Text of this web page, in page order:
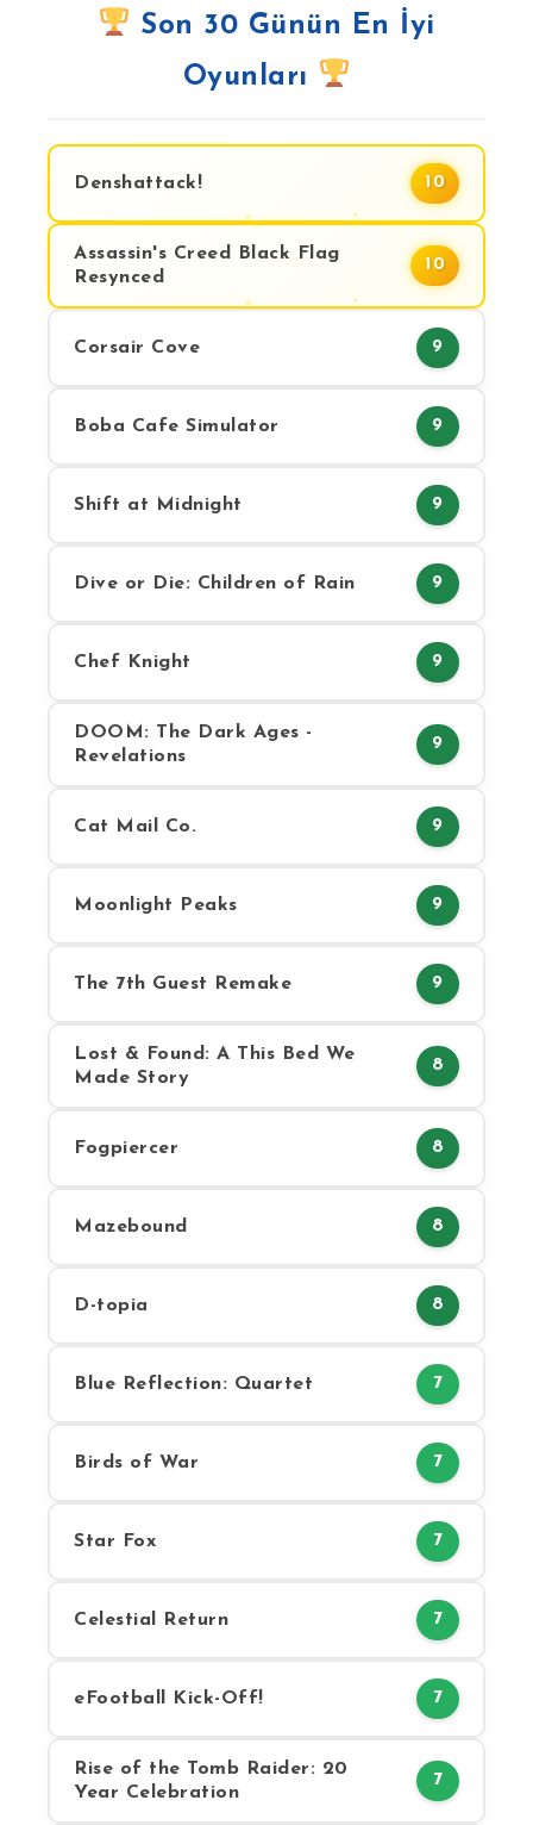
Son 30 Günün En İyi
Oyunları
Denshattack! 10
Assassin's Creed Black Flag
Resynced
10
Corsair Cove 9
Boba Cafe Simulator 9
Shift at Midnight 9
Dive or Die: Children of Rain 9
Chef Knight 9
DOOM: The Dark Ages -
Revelations
9
Cat Mail Co. 9
Moonlight Peaks 9
The 7th Guest Remake 9
Lost & Found: A This Bed We
Made Story
8
Fogpiercer 8
Mazebound 8
D-topia 8
Blue Reflection: Quartet 7
Birds of War 7
Star Fox 7
Celestial Return 7
eFootball Kick-Off! 7
Rise of the Tomb Raider: 20
Year Celebration
7